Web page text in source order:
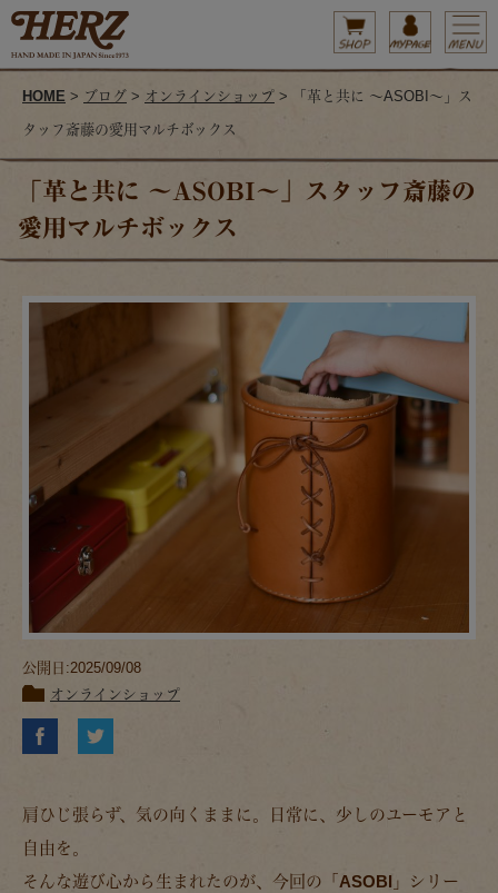
HOME > ブログ > オンラインショップ > 「革と共に ～ASOBI～」ス
タッフ斎藤の愛用マルチボックス
「革と共に ～ASOBI～」スタッフ斎藤の
愛用マルチボックス
公開日:2025/09/08
オンラインショップ
肩ひじ張らず、気の向くままに。日常に、少しのユーモアと
自由を。
そんな遊び心から生まれたのが、今回の「 ASOBI 」シリー